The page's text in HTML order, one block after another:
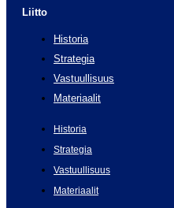
Liitto
Historia
Strategia
Vastuullisuus
Materiaalit
Historia
Strategia
Vastuullisuus
Materiaalit